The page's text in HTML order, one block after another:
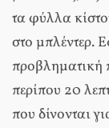
τα φύλλα
στο μπλέντερ.
προβληματική
περίπου 20
που δίνονται